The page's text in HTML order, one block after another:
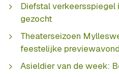
Diefstal verkeersspiegel
gezocht
Theaterseizoen
feestelijke previewavond
Asieldier van de week: